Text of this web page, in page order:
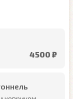
4500 ₽